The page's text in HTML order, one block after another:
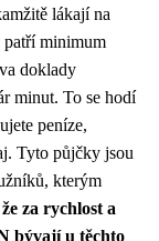
lákají na
minimum
doklady
minut. To se hodí
peníze,
Tyto půjčky jsou
kterým
za rychlost a
bývají u těchto